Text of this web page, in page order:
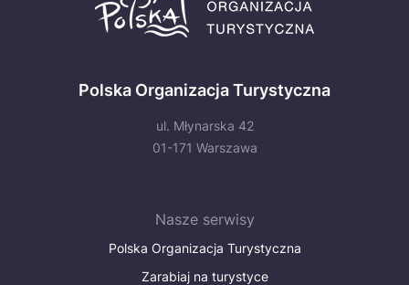
Polska Organizacja Turystyczna
ul. Młynarska 42
01-171 Warszawa
Nasze serwisy
Polska Organizacja Turystyczna
Zarabiaj na turystyce